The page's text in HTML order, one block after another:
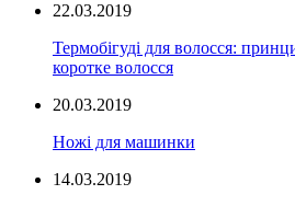
22.03.2019
Термобігуді для волосся:
коротке волосся
20.03.2019
Ножі для машинки
14.03.2019